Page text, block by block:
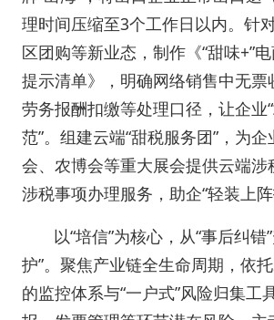
理时间压缩至3个工作日以内。针
区团购等新业态，制作《“甜味+”
提示清单》，明确网络销售中无票
劳务报酬扣缴等处理口径，让企业
范”。组建云端“甜税服务团”，为
会、农博会等重大展会提供云端涉
涉税事项办理服务，助企“轻装上阵
以“培信”为核心，从“事后纠错
护”。聚焦产业链全生命周期，依
的监控体系与“一户式”风险归集工